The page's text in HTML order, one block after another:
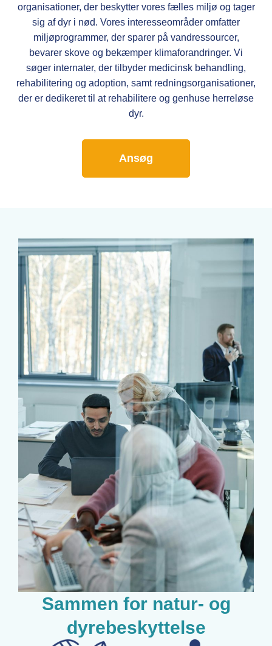
organisationer, der beskytter vores fælles miljø og tager
sig af dyr i nød. Vores interesseområder omfatter
miljøprogrammer, der sparer på vandressourcer,
bevarer skove og bekæmper klimaforandringer. Vi
søger internater, der tilbyder medicinsk behandling,
rehabilitering og adoption, samt redningsorganisationer,
der er dedikeret til at rehabilitere og genhuse herreløse
dyr.
Ansøg
Sammen for natur- og
dyrebeskyttelse